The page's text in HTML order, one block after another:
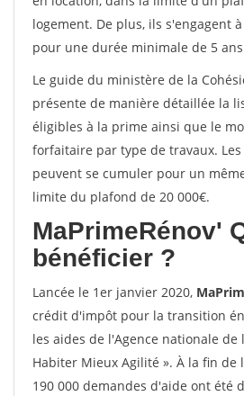
logement. De plus, ils s'engagent
pour une durée minimale de 5
Le guide du ministère de la
présente de manière détaillée la
éligibles à la prime ainsi que le
forfaitaire par type de travaux.
peuvent se cumuler pour un
limite du plafond de 20 000€.
MaPrimeRénov'
bénéficier ?
Lancée le 1er janvier 2020,
crédit d'impôt pour la transition
les aides de l'Agence nationale de
Habiter Mieux Agilité ». À la fin de
190 000 demandes d'aide ont été